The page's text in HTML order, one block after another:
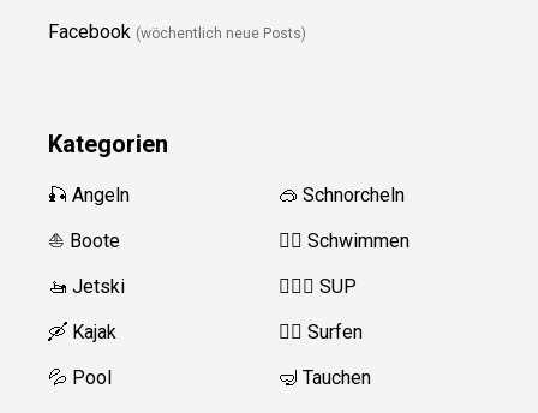
Facebook (wöchentlich neue Posts)
Kategorien
🎣 Angeln
⛵️ Boote
🚤 Jetski
🛶 Kajak
💦 Pool
🥽 Schnorcheln
🏊‍♂️ Schwimmen
🏄‍♀️🛶 SUP
🏄‍♂️ Surfen
🤿 Tauchen